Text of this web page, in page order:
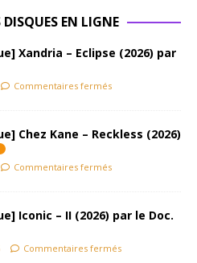
EN LIGNE
Xandria – Eclipse (2026) par
Commentaires fermés
Chez Kane – Reckless (2026)
Commentaires fermés
Iconic – II (2026) par le Doc.
Commentaires fermés